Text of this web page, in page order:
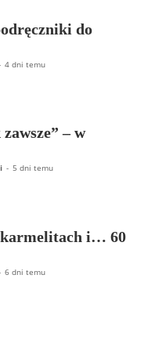
do
4 dni temu
– w
- 5 dni temu
karmelitach i… 60
6 dni temu